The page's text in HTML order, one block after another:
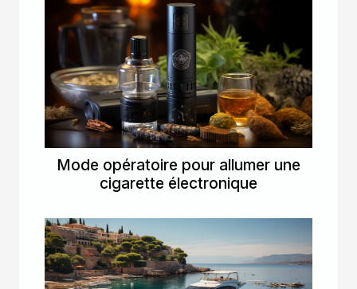
Mode opératoire pour allumer une
cigarette électronique